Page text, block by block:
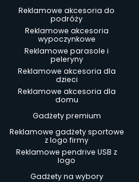
Reklamowe akcesoria do
podróży
Reklamowe akcesoria
wypoczynkowe
Reklamowe parasole i
peleryny
Reklamowe akcesoria dla
dzieci
Reklamowe akcesoria dla
domu
Gadżety premium
Reklamowe gadżety sportowe
z logo firmy
Reklamowe pendrive USB z
logo
Gadżety na wybory